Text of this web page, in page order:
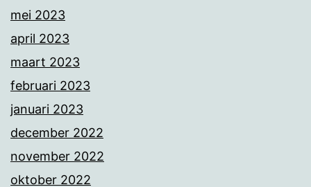
mei 2023
april 2023
maart 2023
februari 2023
januari 2023
december 2022
november 2022
oktober 2022